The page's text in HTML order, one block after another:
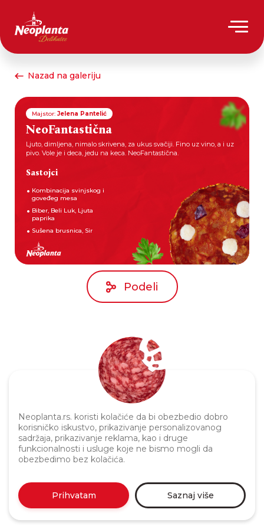
Neoplanta.rs. koristi kolačiće da bi obezbedio dobro
korisničko iskustvo, prikazivanje personalizovanog
sadržaja, prikazivanje reklama, kao i druge
funkcionalnosti i usluge koje ne bismo mogli da
obezbedimo bez kolačića.
Prihvatam Saznaj više
Nazad na galeriju
Majstor: Jelena Pantelić
NeoFantastična
Ljuto, dimljena, nimalo skrivena, za ukus svačiji. Fino uz vino, a i uz
pivo. Vole je i deca, jedu na keca. NeoFantastična.
Sastojci
Kombinacija svinjskog i
goveđeg mesa
Biber, Beli Luk, Ljuta
paprika
Sušena brusnica, Sir
Podeli
Politika privatnosti